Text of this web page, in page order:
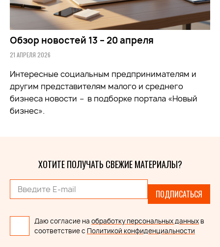
Обзор новостей 13 – 20 апреля
21 АПРЕЛЯ 2026
Интересные социальным предпринимателям и
другим представителям малого и среднего
бизнеса новости – в подборке портала «Новый
бизнес».
ХОТИТЕ ПОЛУЧАТЬ СВЕЖИЕ МАТЕРИАЛЫ?
ПОДПИСАТЬСЯ
Даю согласие на обработку персональных данных в
соответствие с Политикой конфиденциальности